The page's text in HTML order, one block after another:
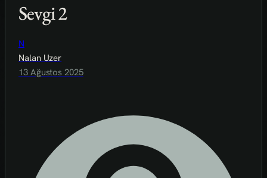
Sevgi 2
N
Nalan Uzer
13 Ağustos 2025